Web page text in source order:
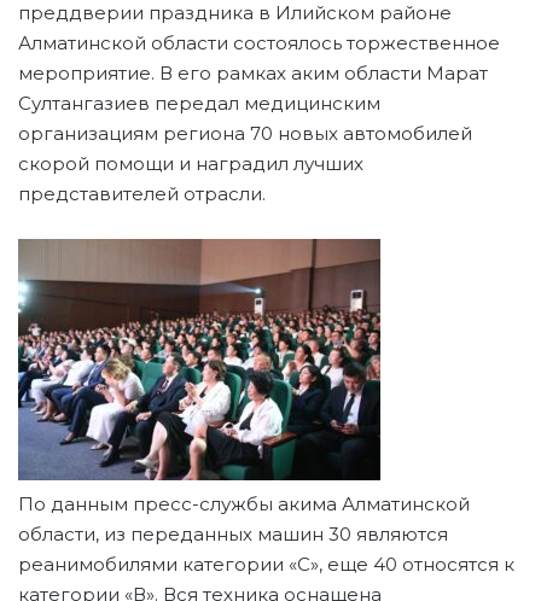
преддверии праздника в Илийском районе
Алматинской области состоялось торжественное
мероприятие. В его рамках аким области Марат
Султангазиев передал медицинским
организациям региона 70 новых автомобилей
скорой помощи и наградил лучших
представителей отрасли.
По данным пресс-службы акима Алматинской
области, из переданных машин 30 являются
реанимобилями категории «С», еще 40 относятся к
категории «В». Вся техника оснащена